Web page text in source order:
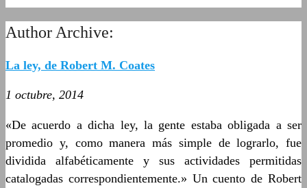
Author Archive:
La ley, de Robert M. Coates
1 octubre, 2014
«De acuerdo a dicha ley, la gente estaba obligada a ser
promedio y, como manera más simple de lograrlo, fue
dividida alfabéticamente y sus actividades permitidas
catalogadas correspondientemente.» Un cuento de Robert